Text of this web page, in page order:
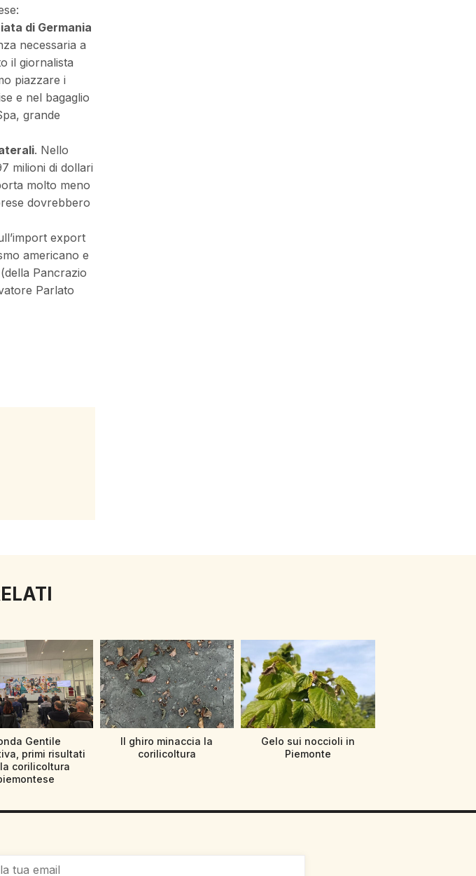
di Germania
necessaria a
il giornalista
piazzare i
e nel bagaglio
grande
. Nello
milioni di dollari
molto meno
dovrebbero
export
americano e
Pancrazio
Parlato
Gentile
primi risultati
corilicoltura
Il ghiro minaccia la
corilicoltura
Gelo sui noccioli in
Piemonte